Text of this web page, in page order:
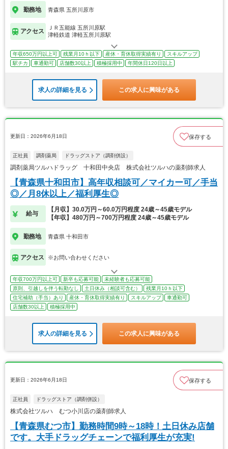
勤務地 青森県 五所川原市
アクセス
ＪＲ五能線 五所川原駅
津軽鉄道 津軽五所川原駅
年収650万円以上可 残業月10ｈ以下 産休・育休取得実績有り
スキルアップ
駅チカ
車通勤可 店舗数30以上 積極採用中 年間休日120日以上
求人の詳細を見る この求人に興味がある
更新日：2026年6月18日 保存する
正社員 調剤薬局 ドラッグストア（調剤併設）
調剤薬局ツルハドラッグ 十和田中央店 株式会社ツルハの薬剤師求人
【青森県十和田市】高年収相談可／マイカー可／手当
◎／月8休以上／福利厚生◎
給与
【月収】30.0万円～60.0万円程度 24歳～45歳モデル
【年収】480万円～700万円程度 24歳～45歳モデル
勤務地 青森県 十和田市
アクセス ※お問い合わせください
年収700万円以上可 新卒も応募可能
未経験者も応募可能
原則、引越しを伴う転勤なし
土日休み（相談可含む）
残業月10ｈ以下
住宅補助（手当）あり
産休・育休取得実績有り スキルアップ
車通勤可
店舗数30以上
積極採用中
求人の詳細を見る この求人に興味がある
更新日：2026年6月18日 保存する
正社員 ドラッグストア（調剤併設）
株式会社ツルハ むつ小川店の薬剤師求人
【青森県むつ市】勤務時間9時～18時！土日休み店舗
です。大手ドラッグチェーンで福利厚生が充実!